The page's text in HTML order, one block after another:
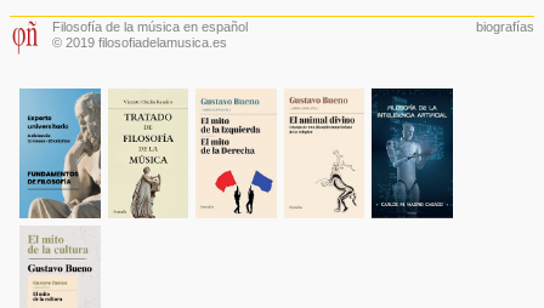
Filosofía de la música en español
© 2019 filosofiadelamusica.es
biografías